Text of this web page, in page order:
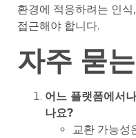
환경에 적응하려는 인
접근해야 합니다.
자주 묻
어느 플랫폼에서
나요?
교환 가능성